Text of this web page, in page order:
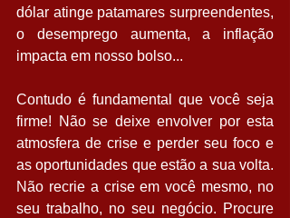
dólar atinge patamares surpreendentes,
o desemprego aumenta, a inflação
impacta em nosso bolso...
Contudo é fundamental que você seja
firme! Não se deixe envolver por esta
atmosfera de crise e perder seu foco e
as oportunidades que estão a sua volta.
Não recrie a crise em você mesmo, no
seu trabalho, no seu negócio. Procure